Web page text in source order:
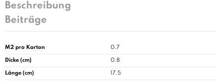
Beschreibung
Beiträge
M2 pro Karton 0.7
Dicke (cm) 0.8
Länge (cm) 17.5